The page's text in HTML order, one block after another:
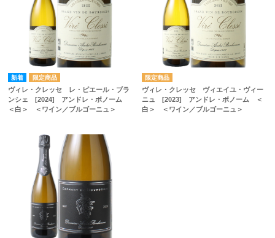
ヴィレ・クレッセ レ・ピエール・ブラ
ンシェ [2024] アンドレ・ボノーム
＜白＞ ＜ワイン／ブルゴーニュ＞
ヴィレ・クレッセ ヴィエイユ・ヴィー
ニュ [2023] アンドレ・ボノーム ＜
白＞ ＜ワイン／ブルゴーニュ＞